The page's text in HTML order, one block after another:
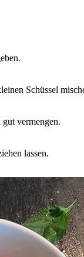
Schüssel
gut vermengen.
lassen.